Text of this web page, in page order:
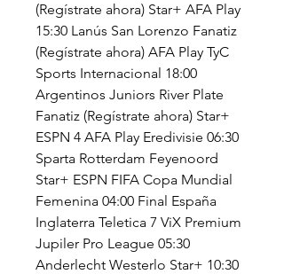
(Regístrate ahora) Star+ AFA Play
15:30 Lanús San Lorenzo Fanatiz
(Regístrate ahora) AFA Play TyC
Sports Internacional 18:00
Argentinos Juniors River Plate
Fanatiz (Regístrate ahora) Star+
ESPN 4 AFA Play Eredivisie 06:30
Sparta Rotterdam Feyenoord
Star+ ESPN FIFA Copa Mundial
Femenina 04:00 Final España
Inglaterra Teletica 7 ViX Premium
Jupiler Pro League 05:30
Anderlecht Westerlo Star+ 10:30